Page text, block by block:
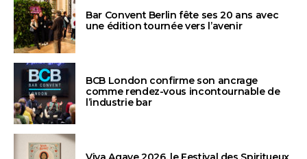
Bar Convent Berlin fête ses 20 ans avec
une édition tournée vers l’avenir
BCB London confirme son ancrage
comme rendez-vous incontournable de
l’industrie bar